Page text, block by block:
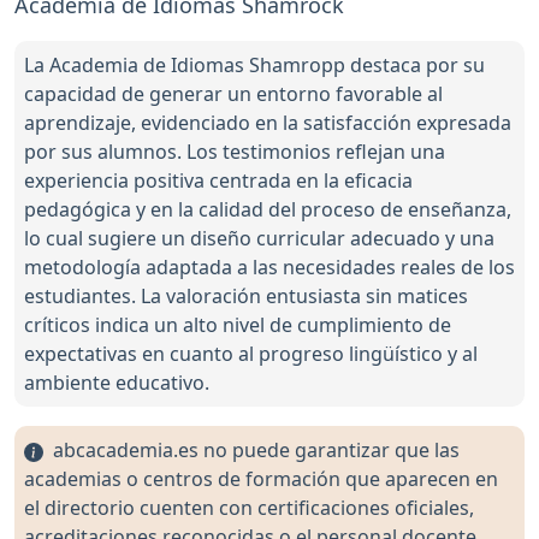
La Academia de Idiomas Shamropp destaca por su
capacidad de generar un entorno favorable al
aprendizaje, evidenciado en la satisfacción expresada
por sus alumnos. Los testimonios reflejan una
experiencia positiva centrada en la eficacia
pedagógica y en la calidad del proceso de enseñanza,
lo cual sugiere un diseño curricular adecuado y una
metodología adaptada a las necesidades reales de los
estudiantes. La valoración entusiasta sin matices
críticos indica un alto nivel de cumplimiento de
expectativas en cuanto al progreso lingüístico y al
ambiente educativo.
abcacademia.es no puede garantizar que las
academias o centros de formación que aparecen en
el directorio cuenten con certificaciones oficiales,